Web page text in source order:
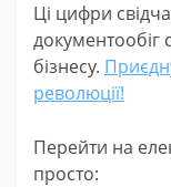
Ці цифри
документообіг
бізнесу.
революції!
Перейти на
просто: